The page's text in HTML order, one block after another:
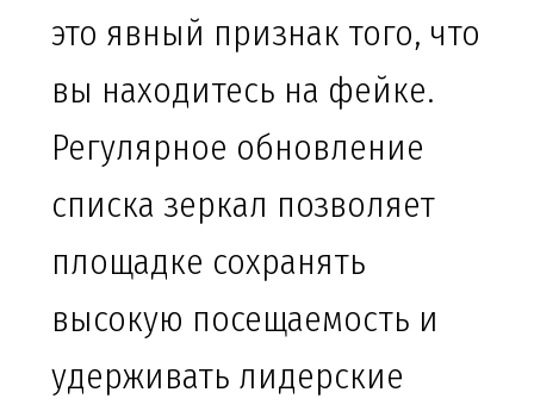
это явный признак того, что
вы находитесь на фейке.
Регулярное обновление
списка зеркал позволяет
площадке сохранять
высокую посещаемость и
удерживать лидерские